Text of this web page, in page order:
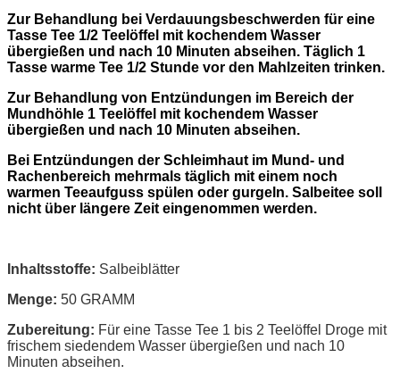
Zur Behandlung bei Verdauungsbeschwerden für eine
Tasse Tee 1/2 Teelöffel mit kochendem Wasser
übergießen und nach 10 Minuten abseihen. Täglich 1
Tasse warme Tee 1/2 Stunde vor den Mahlzeiten trinken.
Zur Behandlung von Entzündungen im Bereich der
Mundhöhle 1 Teelöffel mit kochendem Wasser
übergießen und nach 10 Minuten abseihen.
Bei Entzündungen der Schleimhaut im Mund- und
Rachenbereich mehrmals täglich mit einem noch
warmen Teeaufguss spülen oder gurgeln. Salbeitee soll
nicht über längere Zeit eingenommen werden.
Inhaltsstoffe: Salbeiblätter
Menge: 50 GRAMM
Zubereitung: Für eine Tasse Tee 1 bis 2 Teelöffel Droge mit
frischem siedendem Wasser übergießen und nach 10
Minuten abseihen.